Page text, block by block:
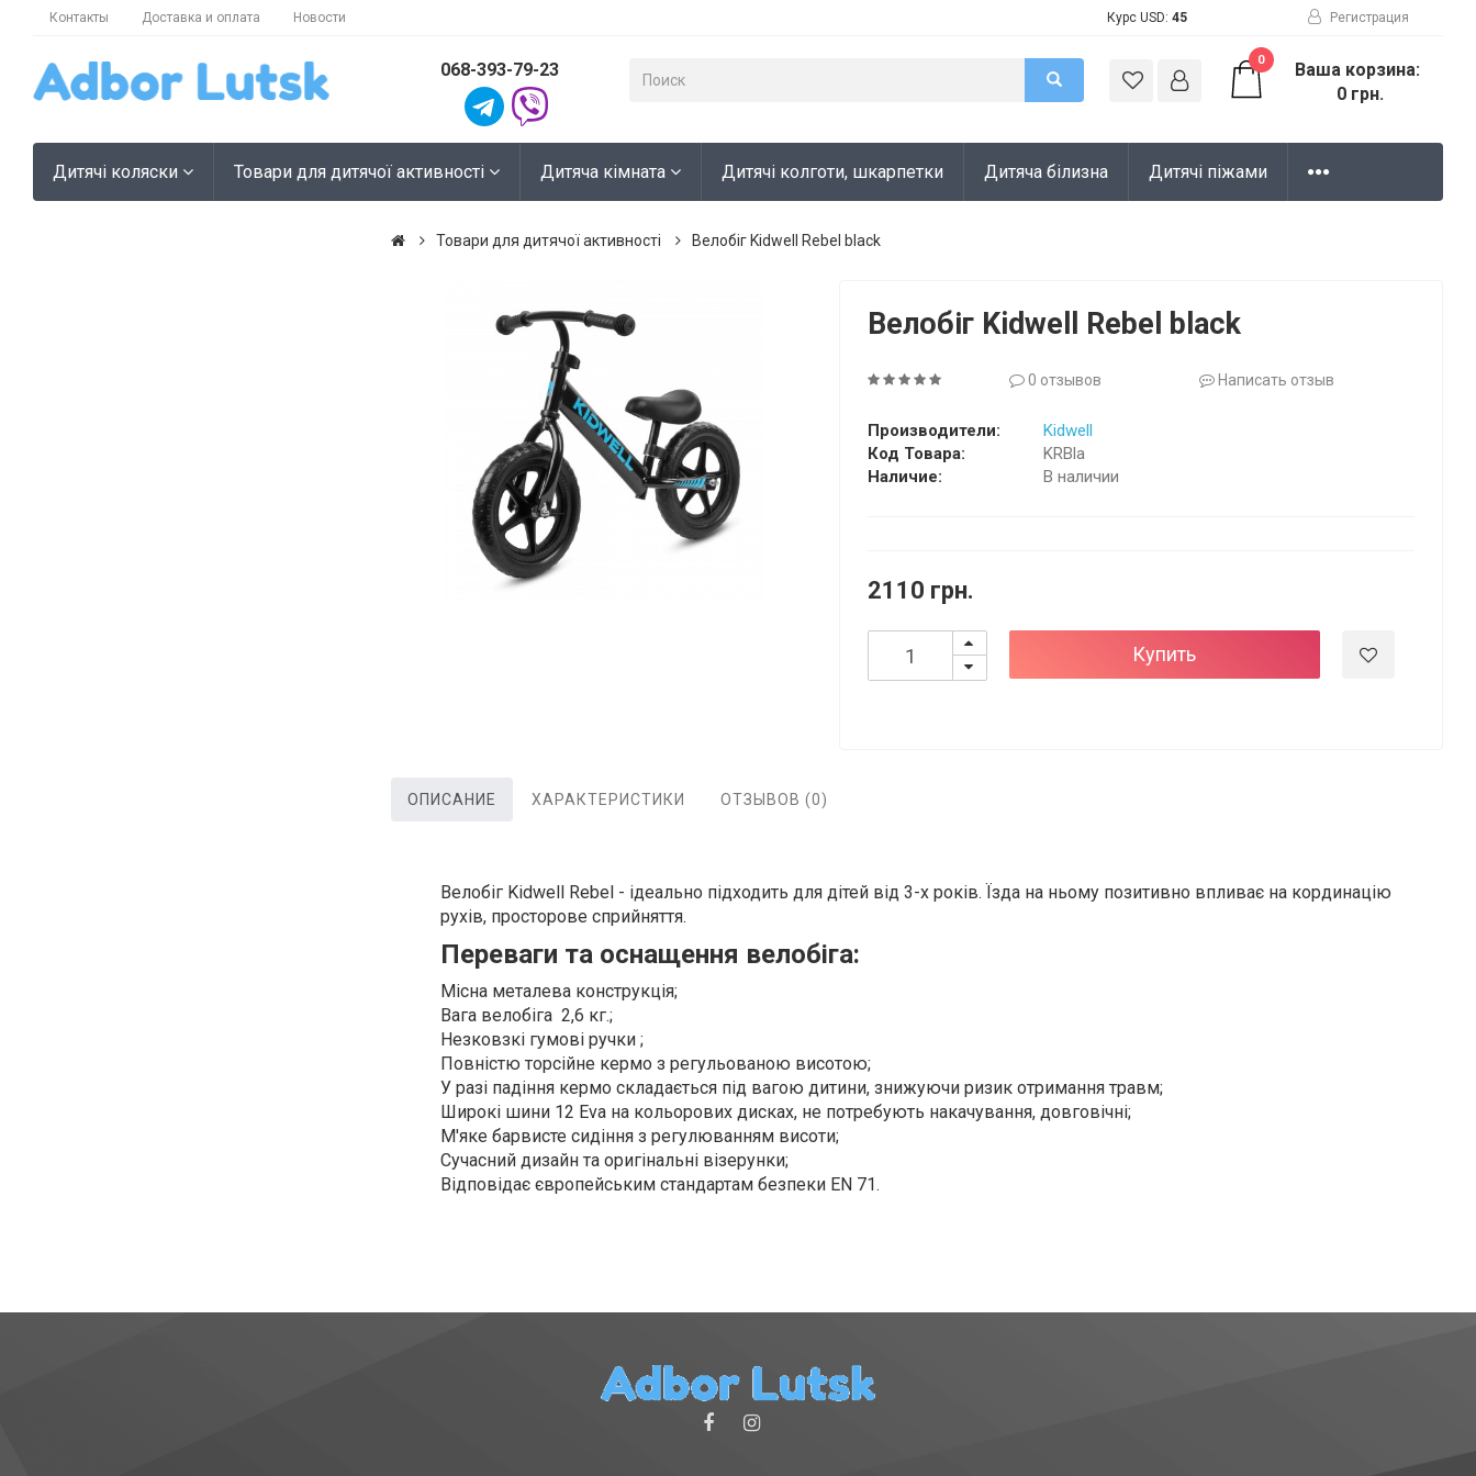
Контакты Доставка и оплата Новости Курс USD: 45 Регистрация
068-393-79-23 0
Ваша корзина:
0 грн.
Дитячі коляски Товари для дитячої активності Дитяча кімната Дитячі колготи, шкарпетки Дитяча білизна Дитячі піжами
Товари для дитячої активності Велобіг Kidwell Rebel black
Велобіг Kidwell Rebel black
0 отзывов Написать отзыв
Производители:
Kidwell
Код Товара:
KRBla
Наличие:
В наличии
2110 грн.
Купить
ОПИСАНИЕ ХАРАКТЕРИСТИКИ ОТЗЫВОВ (0)
Велобіг Kidwell Rebel - ідеально підходить для дітей від 3-х років. Їзда на ньому позитивно впливає на кординацію
рухів, просторове сприйняття.
Переваги та оснащення велобіга:
Місна металева конструкція;
Вага велобіга 2,6 кг.;
Незковзкі гумові ручки ;
Повністю торсійне кермо з регульованою висотою;
У разі падіння кермо складається під вагою дитини, знижуючи ризик отримання травм;
Широкі шини 12 Eva на кольорових дисках, не потребують накачування, довговічні;
М'яке барвисте сидіння з регулюванням висоти;
Сучасний дизайн та оригінальні візерунки;
Відповідає європейським стандартам безпеки EN 71.